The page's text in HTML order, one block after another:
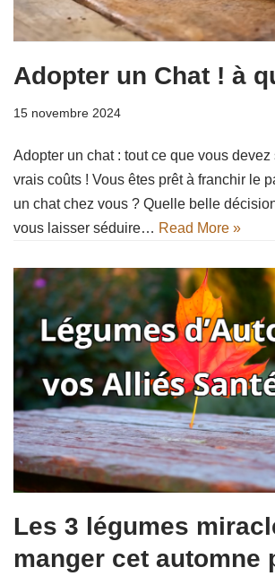
Adopter un Chat ! à
15 novembre 2024
Adopter un chat : tout ce que vous
vrais coûts ! Vous êtes prêt à franchir le
un chat chez vous ? Quelle belle
vous laisser séduire… Read More »
Les 3 légumes
manger cet automne